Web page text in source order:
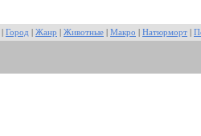
Город Жанр Животные Макро Натюрморт